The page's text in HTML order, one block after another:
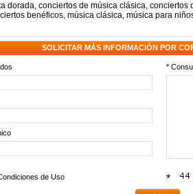
dorada, conciertos de música clásica, conciertos
benéficos, música clásica, música para
SOLICITAR MÁS INFORMACIÓN POR
*
de Uso *